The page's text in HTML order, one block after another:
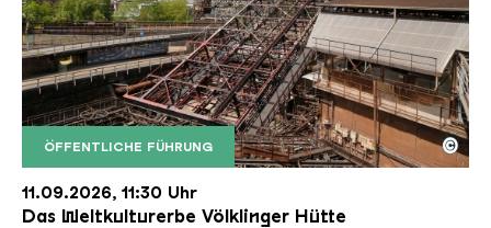
ÖFFENTLICHE FÜHRUNG
Der Erzschrägaufzug der Völklinger Hütte mit
Copyright: Weltkulturerbe Völklinger Hütte | Karl
©
11.09.2026, 11:30 Uhr
Das Weltkulturerbe Völklinger Hütte